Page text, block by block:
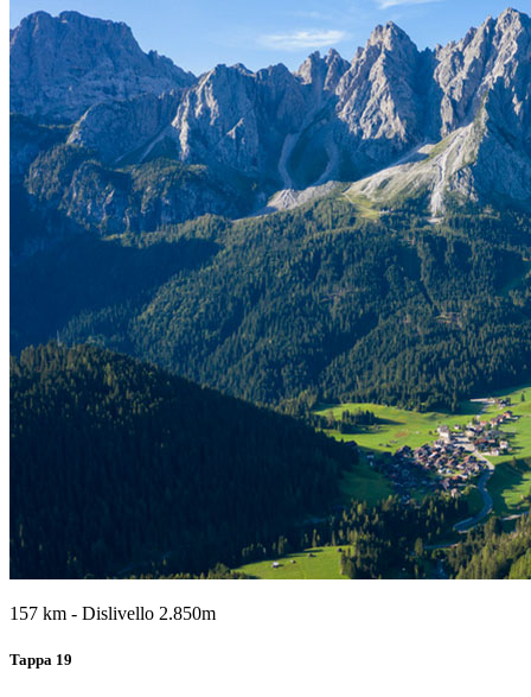
157 km - Dislivello 2.850m
Tappa 19